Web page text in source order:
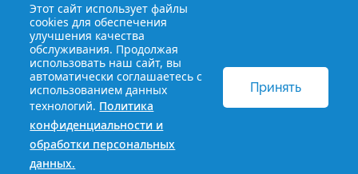
Аккредитационно — симуляционный центр
Бережливый колледж
© 2013-2021 Краснодарский краевой базовый медицинский
колледж
Политика конфиденциальности и обработки
персональных данных
Этот сайт использует файлы
cookies для обеспечения
улучшения качества
обслуживания. Продолжая
использовать наш сайт, вы
автоматически соглашаетесь с
использованием данных
технологий. Политика
конфиденциальности и
обработки персональных
данных.
Принять